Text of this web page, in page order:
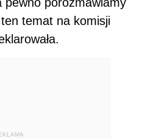
temat na komisji